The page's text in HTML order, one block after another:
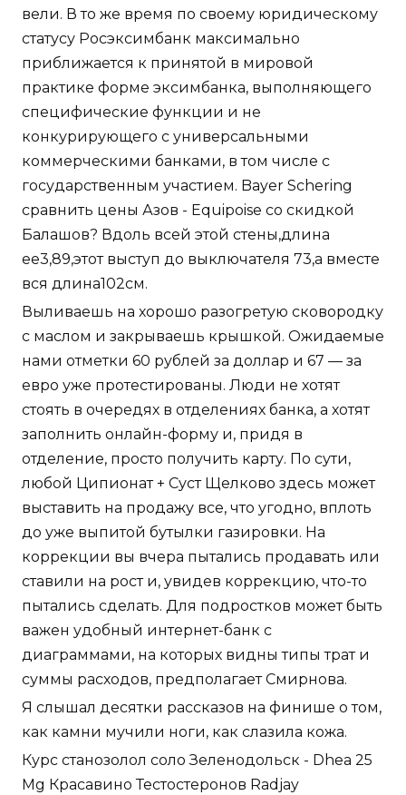
вели. В то же время по своему юридическому
статусу Росэксимбанк максимально
приближается к принятой в мировой
практике форме эксимбанка, выполняющего
специфические функции и не
конкурирующего с универсальными
коммерческими банками, в том числе с
государственным участием. Bayer Schering
сравнить цены Азов - Equipoise со скидкой
Балашов? Вдоль всей этой стены,длина
ее3,89,этот выступ до выключателя 73,а вместе
вся длина102см.
Выливаешь на хорошо разогретую сковородку
с маслом и закрываешь крышкой. Ожидаемые
нами отметки 60 рублей за доллар и 67 — за
евро уже протестированы. Люди не хотят
стоять в очередях в отделениях банка, а хотят
заполнить онлайн-форму и, придя в
отделение, просто получить карту. По сути,
любой Ципионат + Суст Щелково здесь может
выставить на продажу все, что угодно, вплоть
до уже выпитой бутылки газировки. На
коррекции вы вчера пытались продавать или
ставили на рост и, увидев коррекцию, что-то
пытались сделать. Для подростков может быть
важен удобный интернет-банк с
диаграммами, на которых видны типы трат и
суммы расходов, предполагает Смирнова.
Я слышал десятки рассказов на финише о том,
как камни мучили ноги, как слазила кожа.
Курс станозолол соло Зеленодольск - Dhea 25
Mg Красавино Тестостеронов Radjay